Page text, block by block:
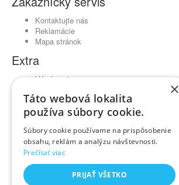
Kontaktujte nás
Reklamácie
Mapa stránok
Extra
Výrobcovia
Partnerský program
Akciový tovar
Môj účet
Môj účet
História objednávok
Obľúbené produkty
×
Táto webová lokalita
používa súbory cookie.
Súbory cookie používame na prispôsobenie
obsahu, reklám a analýzu návštevnosti.
Prečítať viac
PRIJAŤ VŠETKO